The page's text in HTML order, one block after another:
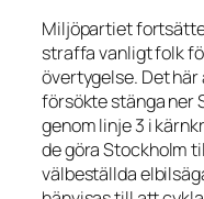
Miljöpartiet
straffa vanligt folk
övertygelse. Det
försökte stänga ner
genom linje 3 i
de göra Stockholm
välbeställda